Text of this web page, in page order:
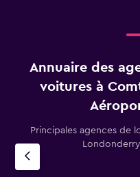
Annuaire des
voitures à
Principales agences de